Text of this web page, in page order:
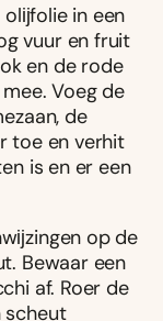
in een
vuur en fruit
en de rode
Voeg de
de
toe en verhit
is en er een
op de
Bewaar een
af. Roer de
scheut